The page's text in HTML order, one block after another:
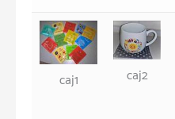
caj1 caj2